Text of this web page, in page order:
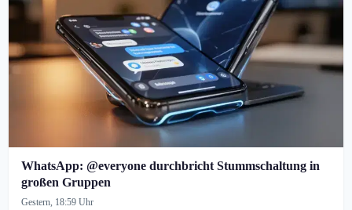
WhatsApp: @everyone durchbricht Stummschaltung in
großen Gruppen
Gestern, 18:59 Uhr